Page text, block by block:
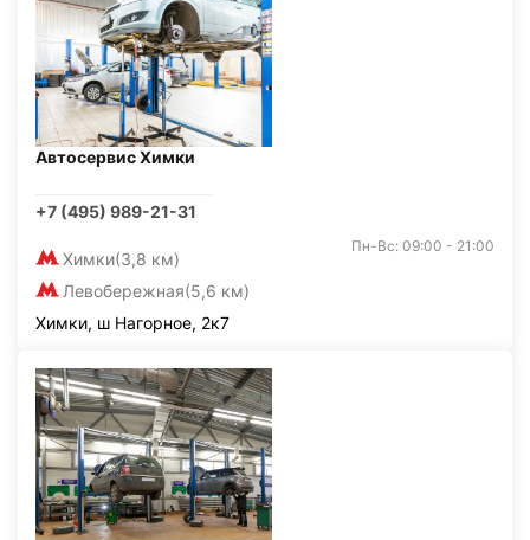
Автосервис Химки
+7 (495) 989-21-31
Химки(3,8 км)
Левобережная(5,6 км)
Пн-Вс: 09:00 - 21:00
Химки, ш Нагорное, 2к7